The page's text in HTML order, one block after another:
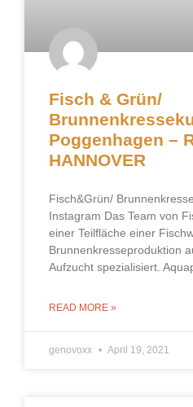
Fisch & Grün/
Poggenhagen –
HANNOVER
Fisch&Grün/
Instagram Das Team von
einer Teilfläche einer
Brunnenkresseproduktion
Aufzucht spezialisiert.
READ MORE »
genovoxx April 19, 2021